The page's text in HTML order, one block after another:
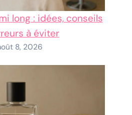
long : idées, conseils
à éviter
8, 2026